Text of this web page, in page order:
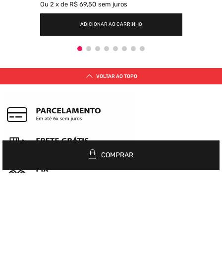
COMPRAR
Ou 2 xde R$ 69,50 sem juros
ADICIONAR AO CARRINHO
VOLTAR AO TOPO